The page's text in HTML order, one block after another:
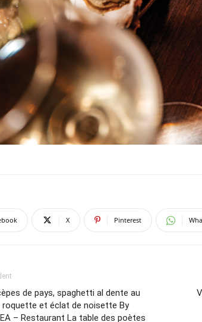
X Pinterest
de pays, spaghetti al dente au
roquette et éclat de noisette By
– Restaurant La table des poètes